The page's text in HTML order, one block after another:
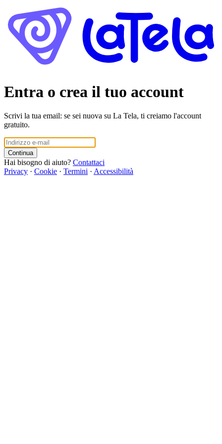
Entra o crea il tuo account
Scrivi la tua email: se sei nuova su La Tela, ti creiamo l'account
gratuito.
Continua
Hai bisogno di aiuto? Contattaci
Privacy · Cookie · Termini · Accessibilità